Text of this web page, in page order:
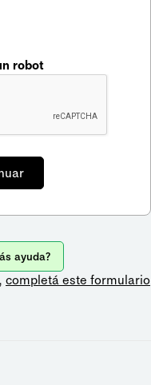
robot
ayuda?
completá este formulario